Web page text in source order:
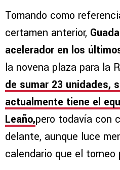
Tomando como
certamen anterior,
acelerador en los
la novena plaza para la
de sumar 23 unidades,
actualmente tiene el
Leaño,pero todavía con
delante, aunque luce
calendario que el torneo